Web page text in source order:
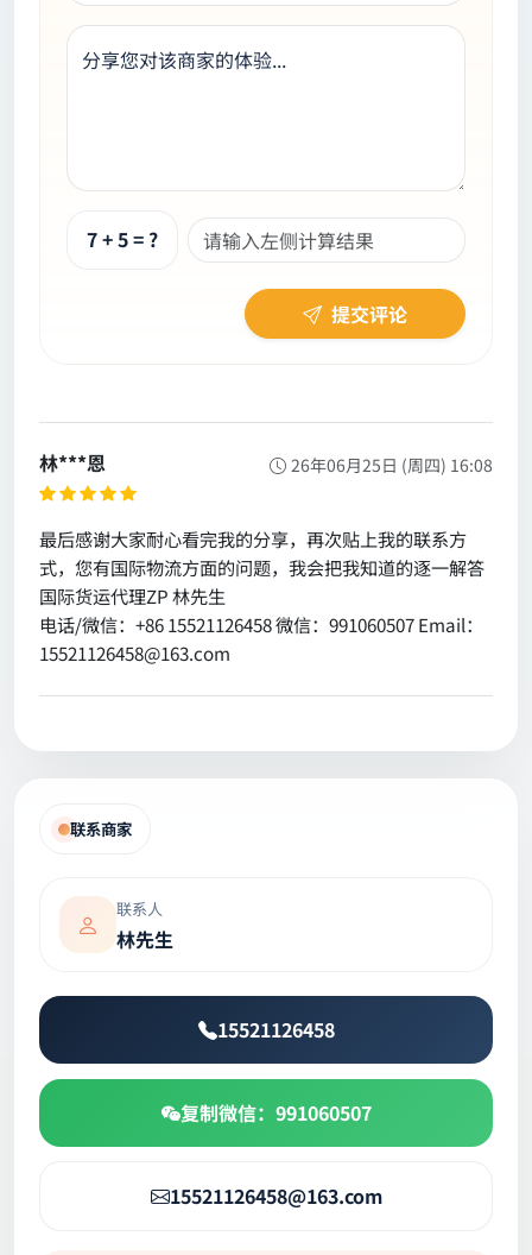
分享您对该商家的体验...
7 + 5 = ?
提交评论
林***恩 26年06月25日 (周四) 16:08
最后感谢大家耐心看完我的分享，再次贴上我的联系方
式，您有国际物流方面的问题，我会把我知道的逐一解答
国际货运代理ZP 林先生
电话/微信：+86 15521126458 微信：991060507 Email：
15521126458@163.com
联系商家
联系人
林先生
15521126458
复制微信：991060507
15521126458@163.com